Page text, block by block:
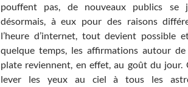
pouffent pas, de nouveaux publics se
désormais, à eux pour des raisons
l’heure d’internet, tout devient possible
quelque temps, les affirmations autour
plate reviennent, en effet, au goût du jour.
lever les yeux au ciel à tous les